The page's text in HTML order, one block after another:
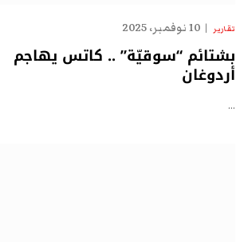
تقارير 10 نوفمبر، 2025
بشتائم “سوقيّة” .. كاتس يهاجم
أردوغان
…